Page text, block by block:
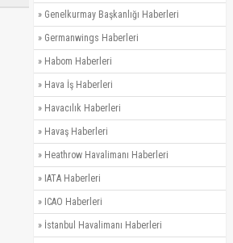
» Genelkurmay Başkanlığı Haberleri
» Germanwings Haberleri
» Habom Haberleri
» Hava İş Haberleri
» Havacılık Haberleri
» Havaş Haberleri
» Heathrow Havalimanı Haberleri
» IATA Haberleri
» ICAO Haberleri
» İstanbul Havalimanı Haberleri